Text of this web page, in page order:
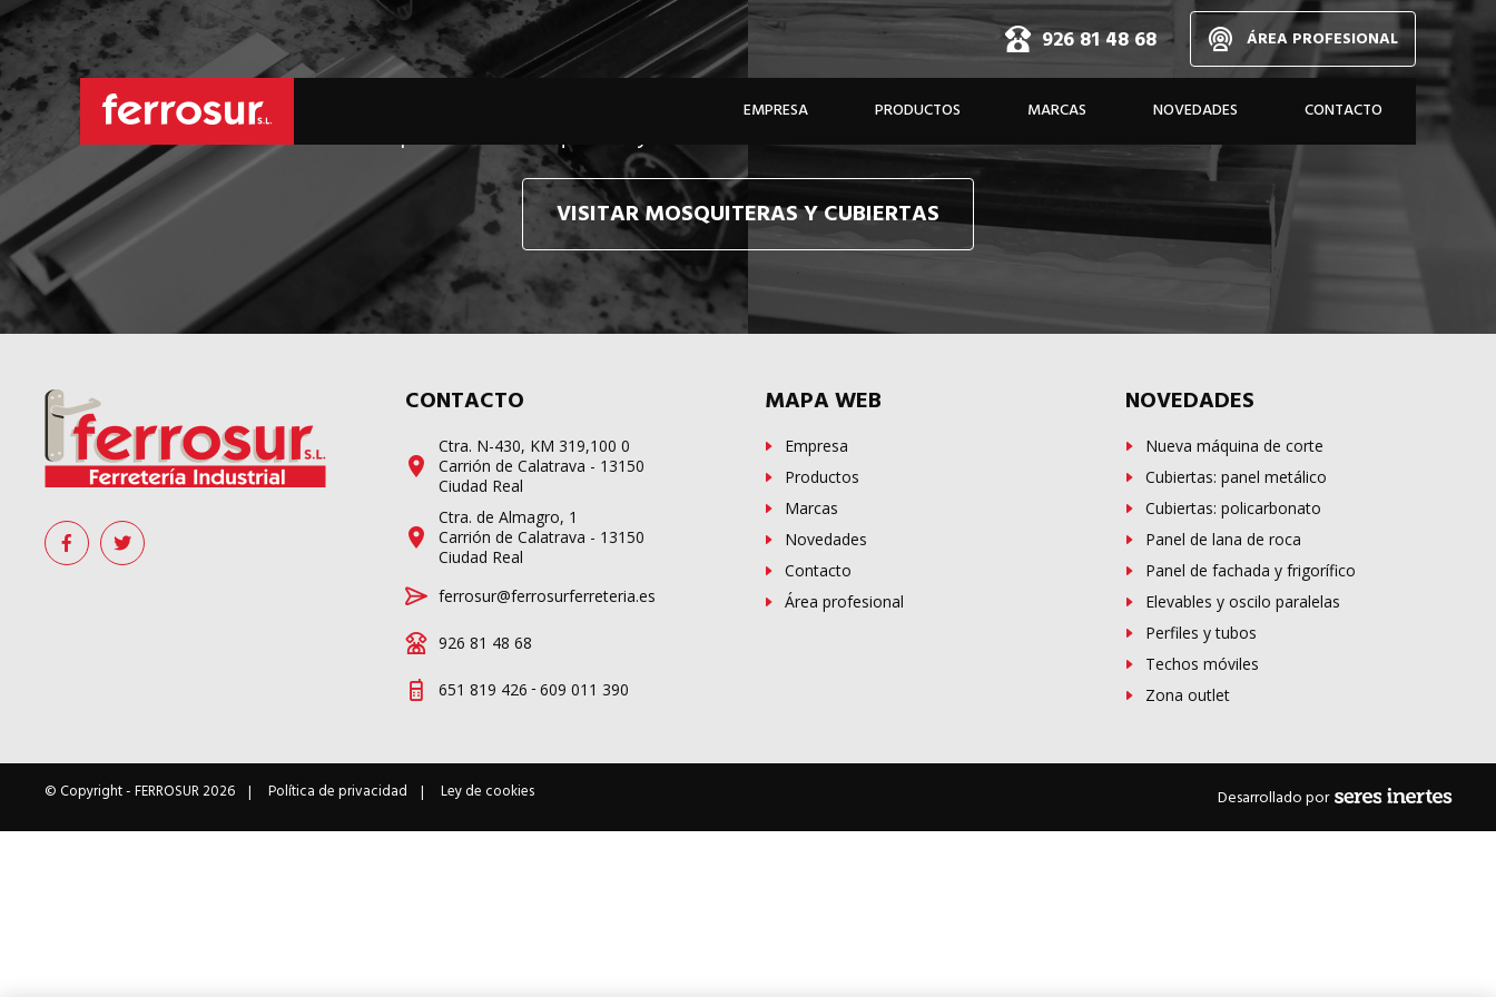
926 81 48 68 ÁREA PROFESIONAL
EMPRESA PRODUCTOS MARCAS NOVEDADES CONTACTO
Le hacemos llegar, allí donde esté, y en tiempo récord,
sus pedidos de mosquiteras y sistemas de cubiertas confeccionadosA MEDIDA
VISITAR MOSQUITERAS Y CUBIERTAS
CONTACTO
Ctra. N-430, KM 319,100 0
Carrión de Calatrava - 13150
Ciudad Real
Ctra. de Almagro, 1
Carrión de Calatrava - 13150
Ciudad Real
ferrosur@ferrosurferreteria.es
926 81 48 68
651 819 426 - 609 011 390
MAPA WEB
Empresa
Productos
Marcas
Novedades
Contacto
Área profesional
NOVEDADES
Nueva máquina de corte
Cubiertas: panel metálico
Cubiertas: policarbonato
Panel de lana de roca
Panel de fachada y frigorífico
Elevables y oscilo paralelas
Perfiles y tubos
Techos móviles
Zona outlet
© Copyright -FERROSUR2026 Política de privacidad Ley de cookies Desarrollado por